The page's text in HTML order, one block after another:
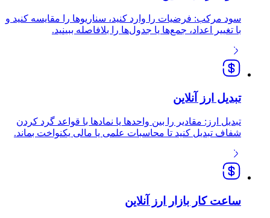
سود مرکب: فرضیات را وارد کنید، سناریوها را مقایسه کنید و
با تغییر اعداد، جمع‌ها یا جدول‌ها را بلافاصله ببینید.
تبدیل ارز آنلاین
تبدیل ارز: مقادیر را بین واحدها یا نمادها با قواعد گرد کردن
شفاف تبدیل کنید تا محاسبات علمی یا مالی یکنواخت بماند.
ساعت کار بازار ارز آنلاین